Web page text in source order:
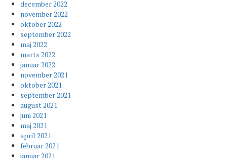
december 2022
november 2022
oktober 2022
september 2022
maj 2022
marts 2022
januar 2022
november 2021
oktober 2021
september 2021
august 2021
juni 2021
maj 2021
april 2021
februar 2021
januar 2021